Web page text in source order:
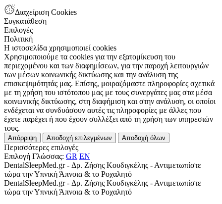
Διαχείριση Cookies
Συγκατάθεση
Επιλογές
Πολιτική
Η ιστοσελίδα χρησιμοποιεί cookies
Χρησιμοποιούμε τα cookies για την εξατομίκευση του
περιεχομένου και των διαφημίσεων, για την παροχή λειτουργιών
των μέσων κοινωνικής δικτύωσης και την ανάλυση της
επισκεψιμότητάς μας. Επίσης, μοιραζόμαστε πληροφορίες σχετικά
με τη χρήση του ιστότοπου μας με τους συνεργάτες μας στα μέσα
κοινωνικής δικτύωσης, στη διαφήμιση και στην ανάλυση, οι οποίοι
ενδέχεται να συνδυάσουν αυτές τις πληροφορίες με άλλες που
έχετε παρέχει ή που έχουν συλλέξει από τη χρήση των υπηρεσιών
τους.
Απόρριψη Αποδοχή επιλεγμένων Αποδοχή όλων
Περισσότερες επιλογές
Επιλογή Γλώσσας: GR EN
DentalSleepMed.gr - Δρ. Ζήσης Κουδιγκέλης - Αντιμετωπίστε
τώρα την Υπνική Άπνοια & το Ροχαλητό
DentalSleepMed.gr - Δρ. Ζήσης Κουδιγκέλης - Αντιμετωπίστε
τώρα την Υπνική Άπνοια & το Ροχαλητό